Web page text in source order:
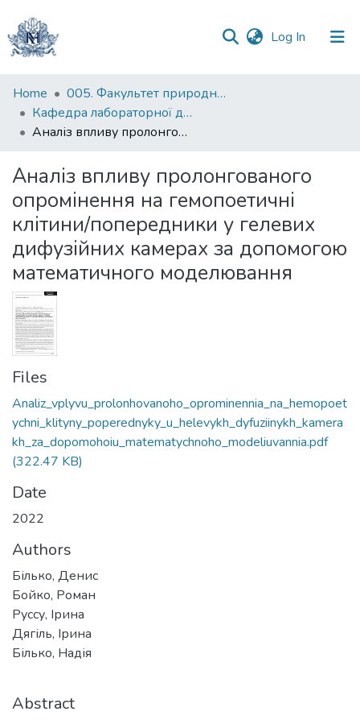
Log In (current)
Communities
&
Collections
Statistics
Home
005. Факультет природничих наук
Кафедра лабораторної діагностики біологічних систем
Аналіз впливу пролонгованого опромінення на гемопоетичні клітини/попередники у гелевих дифузійних камерах за допомогою математичного моделювання
Аналіз впливу пролонгованого
опромінення на гемопоетичні
клітини/попередники у гелевих
дифузійних камерах за допомогою
математичного моделювання
Files
Analiz_vplyvu_prolonhovanoho_oprominennia_na_hemopoet
ychni_klityny_poperednyky_u_helevykh_dyfuziinykh_kamera
kh_za_dopomohoiu_matematychnoho_modeliuvannia.pdf
(322.47 KB)
Date
2022
Authors
Білько, Денис
Бойко, Роман
Руссу, Ірина
Дягіль, Ірина
Білько, Надія
Abstract